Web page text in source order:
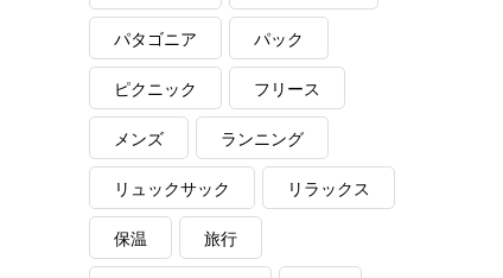
パタゴニア パック
ピクニック フリース
メンズ ランニング
リュックサック リラックス
保温 旅行